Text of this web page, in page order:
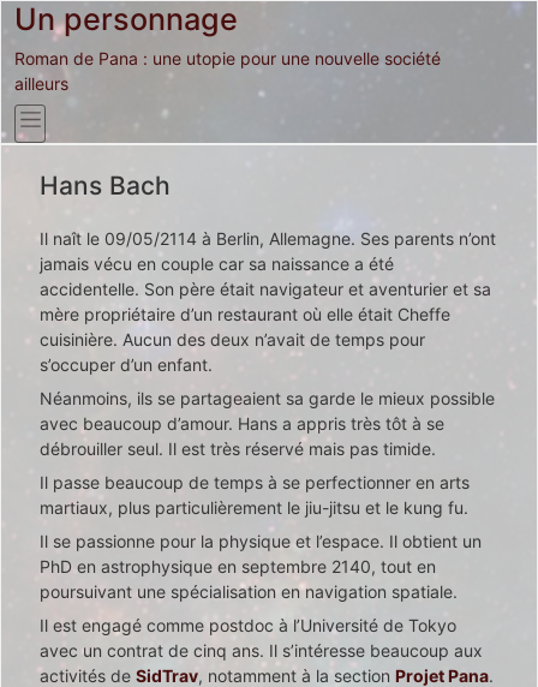
Un personnage
Roman de Pana : une utopie pour une nouvelle société
ailleurs
Hans Bach
Il naît le 09/05/2114 à Berlin, Allemagne. Ses parents n’ont
jamais vécu en couple car sa naissance a été
accidentelle. Son père était navigateur et aventurier et sa
mère propriétaire d’un restaurant où elle était Cheffe
cuisinière. Aucun des deux n’avait de temps pour
s’occuper d’un enfant.
Néanmoins, ils se partageaient sa garde le mieux possible
avec beaucoup d’amour. Hans a appris très tôt à se
débrouiller seul. Il est très réservé mais pas timide.
Il passe beaucoup de temps à se perfectionner en arts
martiaux, plus particulièrement le jiu-jitsu et le kung fu.
Il se passionne pour la physique et l’espace. Il obtient un
PhD en astrophysique en septembre 2140, tout en
poursuivant une spécialisation en navigation spatiale.
Il est engagé comme postdoc à l’Université de Tokyo
avec un contrat de cinq ans. Il s’intéresse beaucoup aux
activités deSidTrav, notamment à la sectionProjet Pana.